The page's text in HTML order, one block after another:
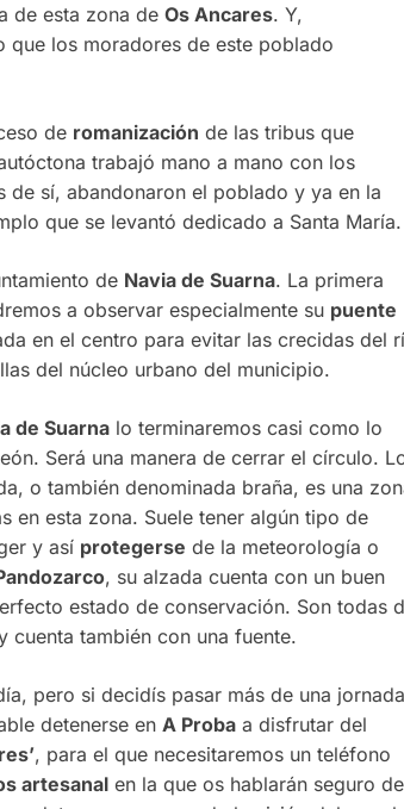
de esta zona de Os Ancares. Y,
que los moradores de este poblado
de romanización de las tribus que
trabajó mano a mano con los
de sí, abandonaron el poblado y ya en la
que se levantó dedicado a Santa María.
de Navia de Suarna. La primera
a observar especialmente su puente
en el centro para evitar las crecidas del
del núcleo urbano del municipio.
de Suarna lo terminaremos casi como lo
Será una manera de cerrar el círculo.
o también denominada braña, es una
en esta zona. Suele tener algún tipo de
y así protegerse de la meteorología o
, su alzada cuenta con un buen
estado de conservación. Son todas
cuenta también con una fuente.
pero si decidís pasar más de una jornada
detenerse en A Proba a disfrutar del
, para el que necesitaremos un teléfono
artesanal en la que os hablarán seguro de